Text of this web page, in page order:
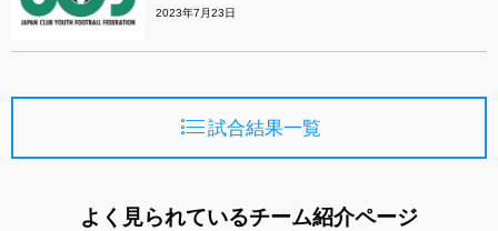
2023年7月23日
試合結果一覧
よく見られているチーム紹介ページ